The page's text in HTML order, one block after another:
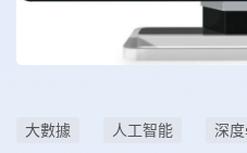
大數據 人工智能 深